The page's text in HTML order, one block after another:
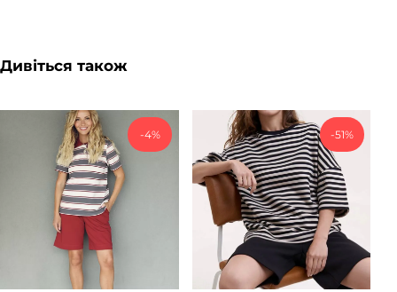
Дивіться також
-4% -51%